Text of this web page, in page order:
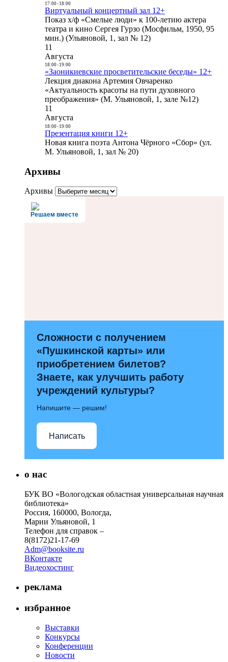
17:00- 18:00
Виртуальный концертный зал 12+
Показ х/ф «Смелые люди» к 100-летию актера
театра и кино Сергея Гурзо (Мосфильм, 1950, 95
мин.) (Ульяновой, 1, зал № 12)
11
Августа
18:00- 19:00
«Заоникиевские просветительские беседы» 12+
Лекция диакона Артемия Овчаренко
«Актуальность красоты на пути духовного
преображения» (М. Ульяновой, 1, зале №12)
11
Августа
18:00- 19:00
Презентация книги 12+
Новая книга поэта Антона Чёрного «Сбор» (ул.
М. Ульяновой, 1, зал № 20)
Архивы
Архивы
Решаем вместе
Сложности с получением
«Пушкинской карты» или
приобретением билетов?
Знаете, как улучшить работу
учреждений культуры?
Напишите — решим!
Написать
о нас
БУК ВО «Вологодская областная универсальная научная
библиотека»
Россия, 160000, Вологда,
Марии Ульяновой, 1
Телефон для справок –
8(8172)21-17-69
Adm@booksite.ru
ВКонтакте
Видеохостинг
реклама
избранное
Выставки
Конкурсы
Конференции
Новости